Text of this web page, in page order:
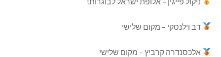
דב וילנסקי – מקום שלישי
אלכסנדרה קרביץ – מקום שלישי